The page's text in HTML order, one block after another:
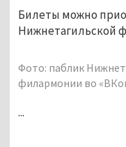
Билеты можно
Нижнетагильской
Фото: паблик
филармонии во
...